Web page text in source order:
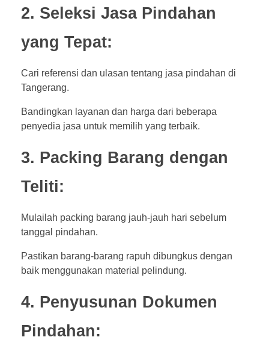
2. Seleksi Jasa Pindahan
yang Tepat:
Cari referensi dan ulasan tentang jasa pindahan di
Tangerang.
Bandingkan layanan dan harga dari beberapa
penyedia jasa untuk memilih yang terbaik.
3. Packing Barang dengan
Teliti:
Mulailah packing barang jauh-jauh hari sebelum
tanggal pindahan.
Pastikan barang-barang rapuh dibungkus dengan
baik menggunakan material pelindung.
4. Penyusunan Dokumen
Pindahan: